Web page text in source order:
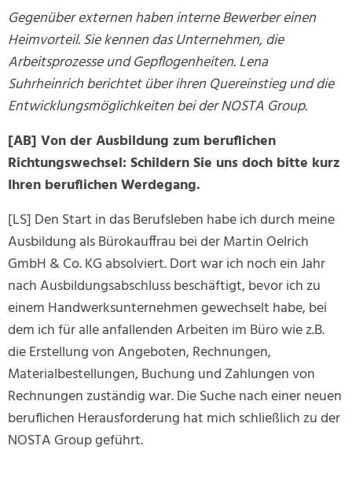
Gegenüber externen haben interne Bewerber einen
Heimvorteil. Sie kennen das Unternehmen, die
Arbeitsprozesse und Gepflogenheiten. Lena
Suhrheinrich berichtet über ihren Quereinstieg und die
Entwicklungsmöglichkeiten bei der NOSTA Group.
[AB] Von der Ausbildung zum beruflichen
Richtungswechsel: Schildern Sie uns doch bitte kurz
Ihren beruflichen Werdegang.
[LS] Den Start in das Berufsleben habe ich durch meine
Ausbildung als Bürokauffrau bei der Martin Oelrich
GmbH & Co. KG absolviert. Dort war ich noch ein Jahr
nach Ausbildungsabschluss beschäftigt, bevor ich zu
einem Handwerksunternehmen gewechselt habe, bei
dem ich für alle anfallenden Arbeiten im Büro wie z.B.
die Erstellung von Angeboten, Rechnungen,
Materialbestellungen, Buchung und Zahlungen von
Rechnungen zuständig war. Die Suche nach einer neuen
beruflichen Herausforderung hat mich schließlich zu der
NOSTA Group geführt.